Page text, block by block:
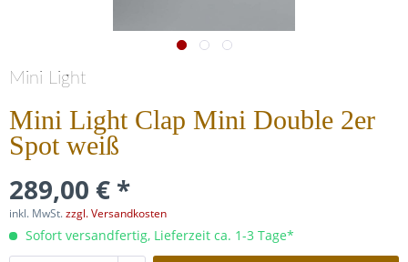
Mini Light
Mini Light Clap Mini Double 2er
Spot weiß
289,00 € *
inkl. MwSt.zzgl. Versandkosten
Sofort versandfertig, Lieferzeit ca. 1-3 Tage*